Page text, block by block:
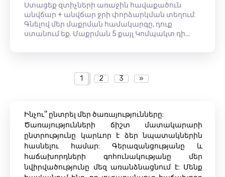
Ստացեք զտիչների առաջին հավաքածուն
անվճար + անվճար ջրի փորձարկման տեղում:
Գնելով մեր մաքրման համակարգը, դուք
ստանում եք. Մաքրման 5 քայլ Կոմպակտ դի...
1 2 3 »
Ինչու՞ ընտրել մեր ծառայությունները:
Ծառայությունների ճիշտ մատակարարի
ընտրությունը կարևոր է ձեր նպատակներին
հասնելու համար: Գերազանցությանը և
հաճախորդների գոհունակությանը մեր
նվիրվածությունը մեզ առանձնացնում է: Մենք